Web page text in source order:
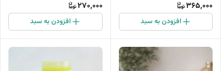
365,000
افزودن به سبد
270,000
افزودن به سبد